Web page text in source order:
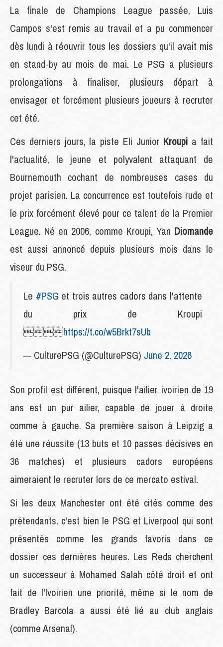
La finale de Champions League passée, Luis
Campos s'est remis au travail et a pu commencer
dès lundi à réouvrir tous les dossiers qu'il avait mis
en stand-by au mois de mai. Le PSG a plusieurs
prolongations à finaliser, plusieurs départ à
envisager et forcément plusieurs joueurs à recruter
cet été.
Ces derniers jours, la piste Eli Junior Kroupi a fait
l'actualité, le jeune et polyvalent attaquant de
Bournemouth cochant de nombreuses cases du
projet parisien. La concurrence est toutefois rude et
le prix forcément élevé pour ce talent de la Premier
League. Né en 2006, comme Kroupi, Yan Diomande
est aussi annoncé depuis plusieurs mois dans le
viseur du PSG.
Le #PSG et trois autres cadors dans l'attente
du prix de Kroupi
https://t.co/w5Brkt7sUb
— CulturePSG (@CulturePSG) June 2, 2026
Son profil est différent, puisque l'ailier ivoirien de 19
ans est un pur ailier, capable de jouer à droite
comme à gauche. Sa première saison à Leipzig a
été une réussite (13 buts et 10 passes décisives en
36 matches) et plusieurs cadors européens
aimeraient le recruter lors de ce mercato estival.
Si les deux Manchester ont été cités comme des
prétendants, c'est bien le PSG et Liverpool qui sont
présentés comme les grands favoris dans ce
dossier ces dernières heures. Les Reds cherchent
un successeur à Mohamed Salah côté droit et ont
fait de l'Ivoirien une priorité, même si le nom de
Bradley Barcola a aussi été lié au club anglais
(comme Arsenal).